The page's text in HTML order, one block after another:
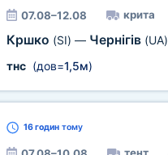
07.08–12.08 крита
Кршко (SI) — Чернігів (UA)
тнс(дов=1,5м)
16 годинтому